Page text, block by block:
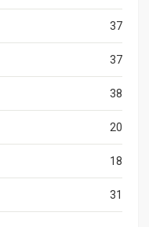
37
37
38
20
18
31